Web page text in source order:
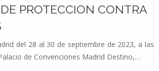
PROTECCION CONTRA
del 28 al 30 de septiembre de 2023, a las
de Convenciones Madrid Destino,…